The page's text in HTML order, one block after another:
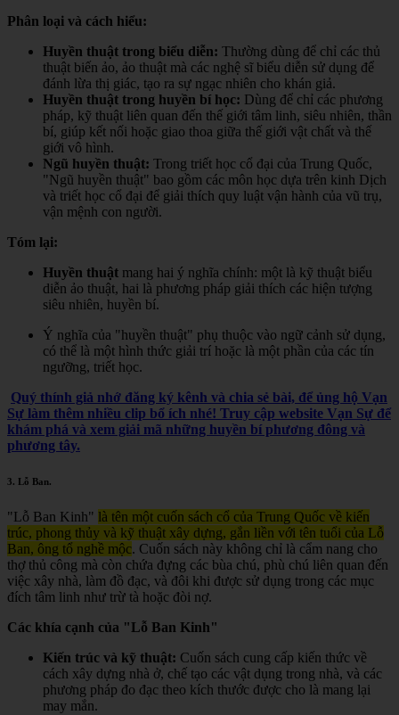
Phân loại và cách hiểu:
Huyền thuật trong biểu diễn: Thường dùng để chỉ các thủ
thuật biến ảo, ảo thuật mà các nghệ sĩ biểu diễn sử dụng để
đánh lừa thị giác, tạo ra sự ngạc nhiên cho khán giả.
Huyền thuật trong huyền bí học: Dùng để chỉ các phương
pháp, kỹ thuật liên quan đến thế giới tâm linh, siêu nhiên, thần
bí, giúp kết nối hoặc giao thoa giữa thế giới vật chất và thế
giới vô hình.
Ngũ huyền thuật: Trong triết học cổ đại của Trung Quốc,
"Ngũ huyền thuật" bao gồm các môn học dựa trên kinh Dịch
và triết học cổ đại để giải thích quy luật vận hành của vũ trụ,
vận mệnh con người.
Tóm lại:
Huyền thuật mang hai ý nghĩa chính: một là kỹ thuật biểu
diễn ảo thuật, hai là phương pháp giải thích các hiện tượng
siêu nhiên, huyền bí.
Ý nghĩa của "huyền thuật" phụ thuộc vào ngữ cảnh sử dụng,
có thể là một hình thức giải trí hoặc là một phần của các tín
ngưỡng, triết học.
Quý thính giả nhớ đăng ký kênh và chia sẻ bài, để ủng hộ Vạn
Sự làm thêm nhiều clip bổ ích nhé! Truy cập website Vạn Sự để
khám phá và xem giải mã những huyền bí phương đông và
phương tây.
3. Lỗ Ban.
"Lỗ Ban Kinh" là tên một cuốn sách cổ của Trung Quốc về kiến
trúc, phong thủy và kỹ thuật xây dựng, gắn liền với tên tuổi của Lỗ
Ban, ông tổ nghề mộc. Cuốn sách này không chỉ là cẩm nang cho
thợ thủ công mà còn chứa đựng các bùa chú, phù chú liên quan đến
việc xây nhà, làm đồ đạc, và đôi khi được sử dụng trong các mục
đích tâm linh như trừ tà hoặc đòi nợ.
Các khía cạnh của "Lỗ Ban Kinh"
Kiến trúc và kỹ thuật: Cuốn sách cung cấp kiến thức về
cách xây dựng nhà ở, chế tạo các vật dụng trong nhà, và các
phương pháp đo đạc theo kích thước được cho là mang lại
may mắn.